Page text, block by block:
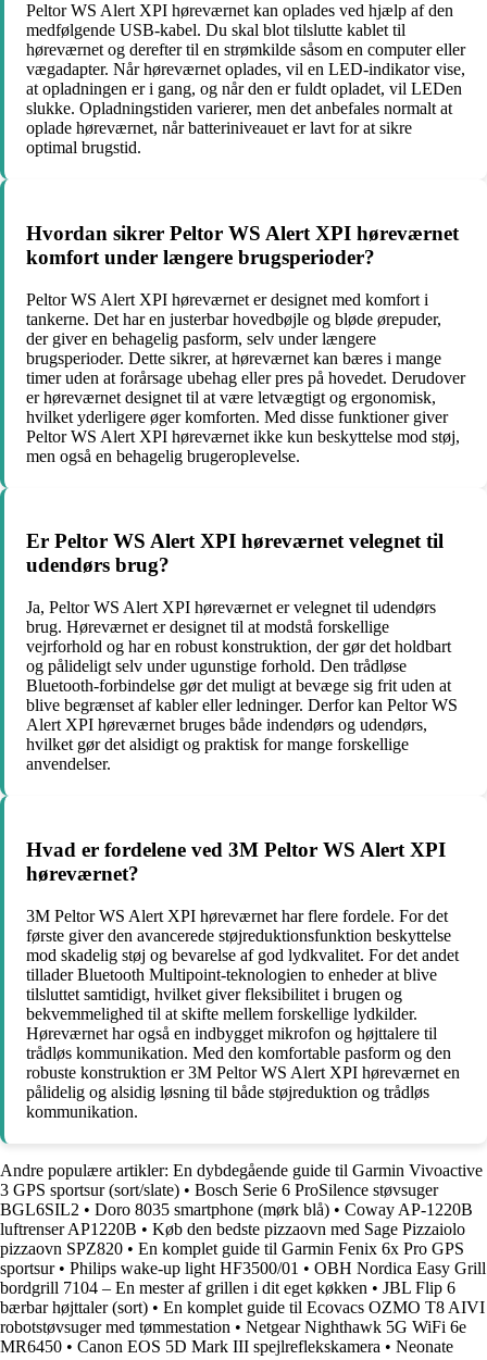
Peltor WS Alert XPI høreværnet kan oplades ved hjælp af den
medfølgende USB-kabel. Du skal blot tilslutte kablet til
høreværnet og derefter til en strømkilde såsom en computer eller
vægadapter. Når høreværnet oplades, vil en LED-indikator vise,
at opladningen er i gang, og når den er fuldt opladet, vil LEDen
slukke. Opladningstiden varierer, men det anbefales normalt at
oplade høreværnet, når batteriniveauet er lavt for at sikre
optimal brugstid.
Hvordan sikrer Peltor WS Alert XPI høreværnet
komfort under længere brugsperioder?
Peltor WS Alert XPI høreværnet er designet med komfort i
tankerne. Det har en justerbar hovedbøjle og bløde ørepuder,
der giver en behagelig pasform, selv under længere
brugsperioder. Dette sikrer, at høreværnet kan bæres i mange
timer uden at forårsage ubehag eller pres på hovedet. Derudover
er høreværnet designet til at være letvægtigt og ergonomisk,
hvilket yderligere øger komforten. Med disse funktioner giver
Peltor WS Alert XPI høreværnet ikke kun beskyttelse mod støj,
men også en behagelig brugeroplevelse.
Er Peltor WS Alert XPI høreværnet velegnet til
udendørs brug?
Ja, Peltor WS Alert XPI høreværnet er velegnet til udendørs
brug. Høreværnet er designet til at modstå forskellige
vejrforhold og har en robust konstruktion, der gør det holdbart
og pålideligt selv under ugunstige forhold. Den trådløse
Bluetooth-forbindelse gør det muligt at bevæge sig frit uden at
blive begrænset af kabler eller ledninger. Derfor kan Peltor WS
Alert XPI høreværnet bruges både indendørs og udendørs,
hvilket gør det alsidigt og praktisk for mange forskellige
anvendelser.
Hvad er fordelene ved 3M Peltor WS Alert XPI
høreværnet?
3M Peltor WS Alert XPI høreværnet har flere fordele. For det
første giver den avancerede støjreduktionsfunktion beskyttelse
mod skadelig støj og bevarelse af god lydkvalitet. For det andet
tillader Bluetooth Multipoint-teknologien to enheder at blive
tilsluttet samtidigt, hvilket giver fleksibilitet i brugen og
bekvemmelighed til at skifte mellem forskellige lydkilder.
Høreværnet har også en indbygget mikrofon og højttalere til
trådløs kommunikation. Med den komfortable pasform og den
robuste konstruktion er 3M Peltor WS Alert XPI høreværnet en
pålidelig og alsidig løsning til både støjreduktion og trådløs
kommunikation.
Andre populære artikler: En dybdegående guide til Garmin Vivoactive
3 GPS sportsur (sort/slate) • Bosch Serie 6 ProSilence støvsuger
BGL6SIL2 • Doro 8035 smartphone (mørk blå) • Coway AP-1220B
luftrenser AP1220B • Køb den bedste pizzaovn med Sage Pizzaiolo
pizzaovn SPZ820 • En komplet guide til Garmin Fenix 6x Pro GPS
sportsur• Philips wake-up light HF3500/01 • OBH Nordica Easy Grill
bordgrill 7104 – En mester af grillen i dit eget køkken • JBL Flip 6
bærbar højttaler (sort) • En komplet guide til Ecovacs OZMO T8 AIVI
robotstøvsuger med tømmestation • Netgear Nighthawk 5G WiFi 6e
MR6450 • Canon EOS 5D Mark III spejlreflekskamera • Neonate